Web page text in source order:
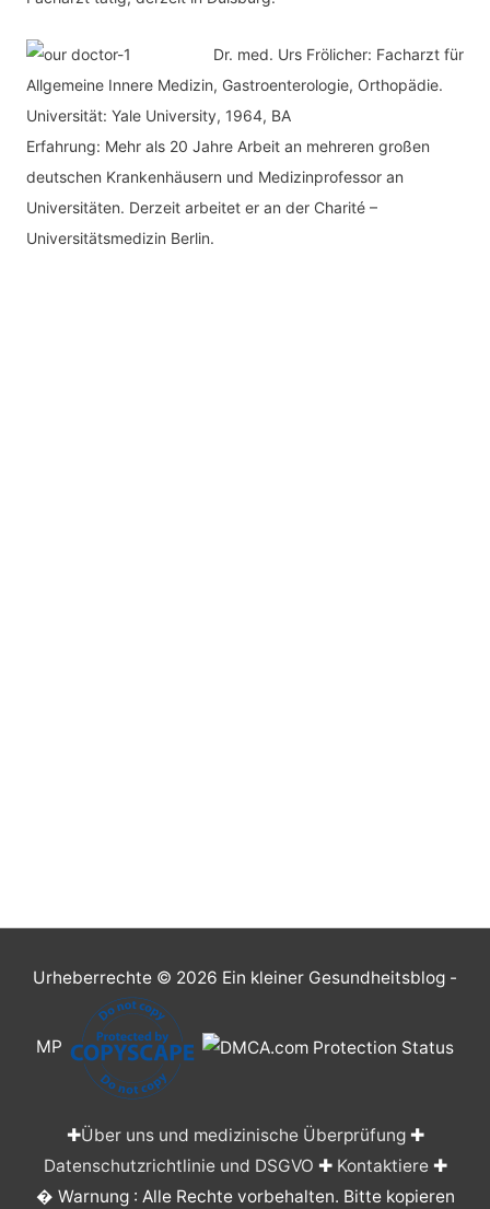
Dr. med. Urs Frölicher: Facharzt für
Allgemeine Innere Medizin, Gastroenterologie, Orthopädie.
Universität: Yale University, 1964, BA
Erfahrung: Mehr als 20 Jahre Arbeit an mehreren großen
deutschen Krankenhäusern und Medizinprofessor an
Universitäten. Derzeit arbeitet er an der Charité –
Universitätsmedizin Berlin.
Urheberrechte © 2026 Ein kleiner Gesundheitsblog -
MP
✚Über uns und medizinische Überprüfung✚
Datenschutzrichtlinie und DSGVO ✚ Kontaktiere✚
� Warnung : Alle Rechte vorbehalten. Bitte kopieren